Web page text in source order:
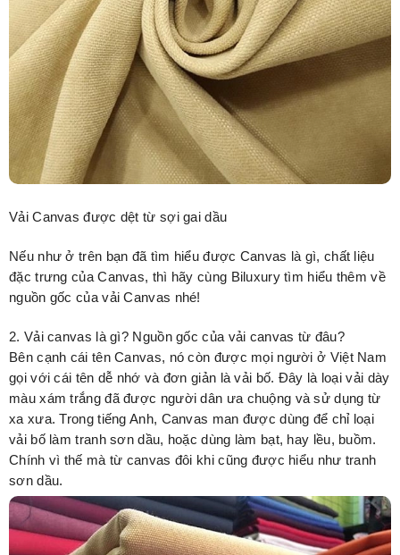
Vải Canvas được dệt từ sợi gai dầu
Nếu như ở trên bạn đã tìm hiểu được Canvas là gì, chất liệu
đặc trưng của Canvas, thì hãy cùng Biluxury tìm hiểu thêm về
nguồn gốc của vải Canvas nhé!
2. Vải canvas là gì? Nguồn gốc của vải canvas từ đâu?
Bên cạnh cái tên Canvas, nó còn được mọi người ở Việt Nam
gọi với cái tên dễ nhớ và đơn giản là vải bố. Đây là loại vải dày
màu xám trắng đã được người dân ưa chuộng và sử dụng từ
xa xưa. Trong tiếng Anh, Canvas man được dùng để chỉ loại
vải bố làm tranh sơn dầu, hoặc dùng làm bạt, hay lều, buồm.
Chính vì thế mà từ canvas đôi khi cũng được hiểu như tranh
sơn dầu.